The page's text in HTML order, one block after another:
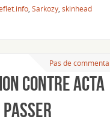
, Sarkozy, skinhead
Pas de
contre ACTA